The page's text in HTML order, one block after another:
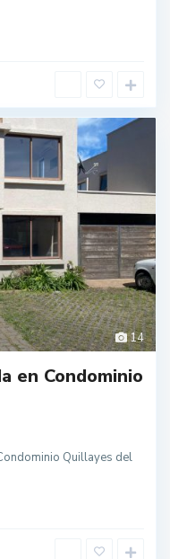
14
en Condominio
Quillayes del